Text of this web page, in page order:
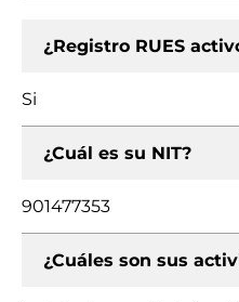
¿Registro RUES
Si
¿Cuál es su NIT?
901477353
¿Cuáles son sus